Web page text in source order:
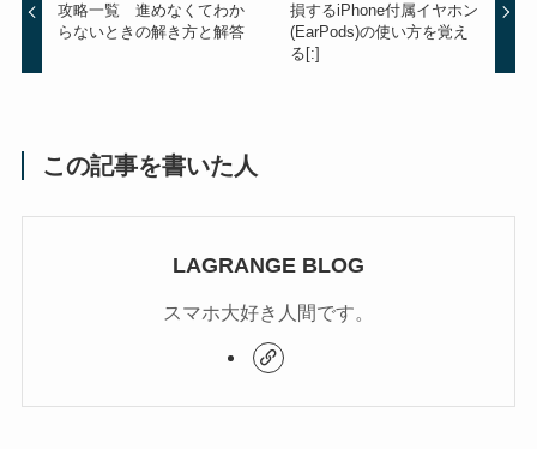
攻略一覧 進めなくてわか
らないときの解き方と解答
損するiPhone付属イヤホン
(EarPods)の使い方を覚え
る[:]
この記事を書いた人
LAGRANGE BLOG
スマホ大好き人間です。